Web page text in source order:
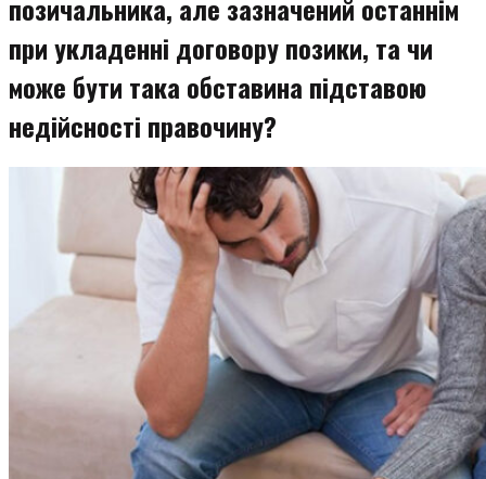
позичальника, але зазначений останнім
при укладенні договору позики, та чи
може бути така обставина підставою
недійсності правочину?